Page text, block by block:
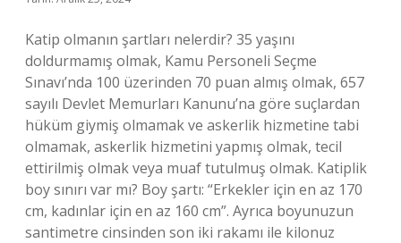
Katip olmanın şartları nelerdir? 35 yaşını
doldurmamış olmak, Kamu Personeli Seçme
Sınavı’nda 100 üzerinden 70 puan almış olmak, 657
sayılı Devlet Memurları Kanunu’na göre suçlardan
hüküm giymiş olmamak ve askerlik hizmetine tabi
olmamak, askerlik hizmetini yapmış olmak, tecil
ettirilmiş olmak veya muaf tutulmuş olmak. Katiplik
boy sınırı var mı? Boy şartı: “Erkekler için en az 170
cm, kadınlar için en az 160 cm”. Ayrıca boyunuzun
santimetre cinsinden son iki rakamı ile kilonuz